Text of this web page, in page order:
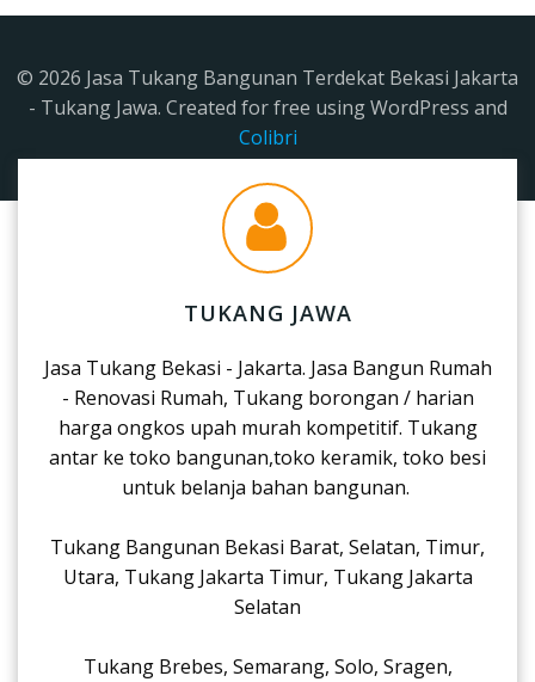
© 2026 Jasa Tukang Bangunan Terdekat Bekasi Jakarta
- Tukang Jawa. Created for free using WordPress and
Colibri
TUKANG JAWA
Jasa Tukang Bekasi - Jakarta. Jasa Bangun Rumah
- Renovasi Rumah, Tukang borongan / harian
harga ongkos upah murah kompetitif. Tukang
antar ke toko bangunan,toko keramik, toko besi
untuk belanja bahan bangunan.
Tukang Bangunan Bekasi Barat, Selatan, Timur,
Utara, Tukang Jakarta Timur, Tukang Jakarta
Selatan
Tukang Brebes, Semarang, Solo, Sragen,